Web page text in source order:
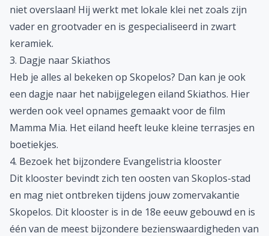
niet overslaan! Hij werkt met lokale klei net zoals zijn
vader en grootvader en is gespecialiseerd in zwart
keramiek.
3. Dagje naar Skiathos
Heb je alles al bekeken op Skopelos? Dan kan je ook
een dagje naar het nabijgelegen eiland Skiathos. Hier
werden ook veel opnames gemaakt voor de film
Mamma Mia. Het eiland heeft leuke kleine terrasjes en
boetiekjes.
4. Bezoek het bijzondere Evangelistria klooster
Dit klooster bevindt zich ten oosten van Skoplos-stad
en mag niet ontbreken tijdens jouw zomervakantie
Skopelos. Dit klooster is in de 18e eeuw gebouwd en is
één van de meest bijzondere bezienswaardigheden van